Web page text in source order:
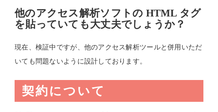
他のアクセス解析ソフトの HTML タグ
を貼っていても大丈夫でしょうか？
現在、検証中ですが、他のアクセス解析ツールと併用いただ
いても問題ないように設計しております。
契約について